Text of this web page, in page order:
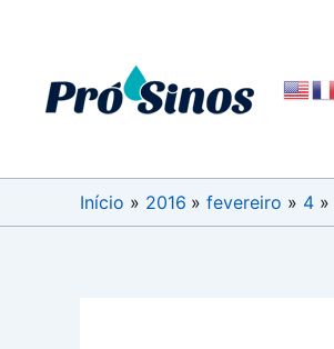
conteúdo
Início 2016 fevereiro 4